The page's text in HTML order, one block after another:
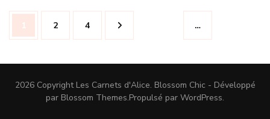
Navigation
desPage
1 Page
2 …
Page
4
2026 Copyright Les Carnets d'Alice. Blossom Chic - Développé
par Blossom Themes.Propulsé par WordPress.